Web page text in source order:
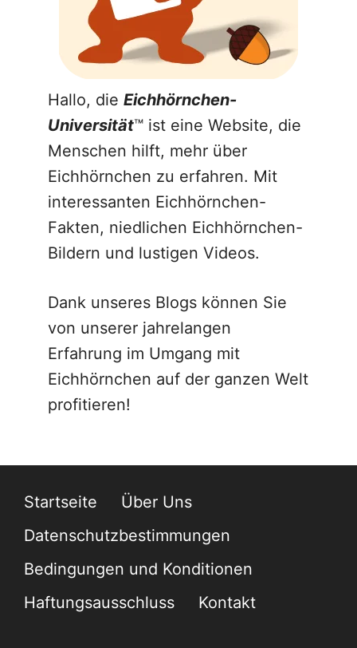
Hallo, die Eichhörnchen-
Universität™ ist eine Website, die
Menschen hilft, mehr über
Eichhörnchen zu erfahren. Mit
interessanten Eichhörnchen-
Fakten, niedlichen Eichhörnchen-
Bildern und lustigen Videos.
Dank unseres Blogs können Sie
von unserer jahrelangen
Erfahrung im Umgang mit
Eichhörnchen auf der ganzen Welt
profitieren!
Startseite
Über Uns
Datenschutzbestimmungen
Bedingungen und Konditionen
Haftungsausschluss
Kontakt